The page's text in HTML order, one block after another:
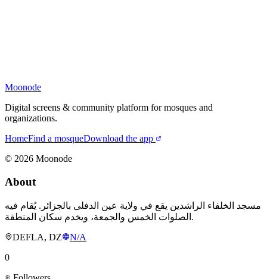
Moonode
Digital screens & community platform for mosques and
organizations.
HomeFind a mosqueDownload the app
© 2026 Moonode
About
مسجد الخلفاء الراشدين يقع في ولاية عين الدفلى بالجزائر. يُقام فيه
الصلوات الخمس والجمعة، ويخدم سكان المنطقة.
DEFLA, DZ
N/A
0